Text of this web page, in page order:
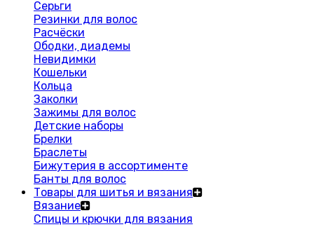
Серьги
Резинки для волос
Расчёски
Ободки, диадемы
Невидимки
Кошельки
Кольца
Заколки
Зажимы для волос
Детские наборы
Брелки
Браслеты
Бижутерия в ассортименте
Банты для волос
Товары для шитья и вязания
Вязание
Спицы и крючки для вязания